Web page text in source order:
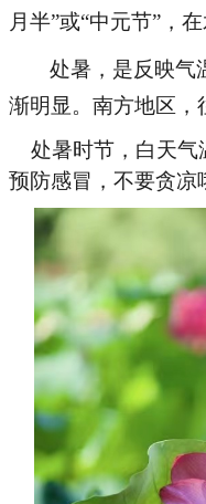
月半”或“中元节”，
处暑，是反映气
渐明显。南方地区，
处暑时节，白天气
预防感冒，不要贪凉